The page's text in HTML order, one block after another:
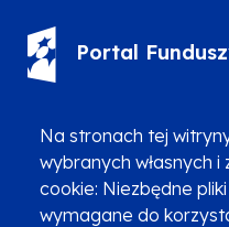
Na stronach tej
wybranych własnych
cookie: Niezbędne
wymagane do
Portal